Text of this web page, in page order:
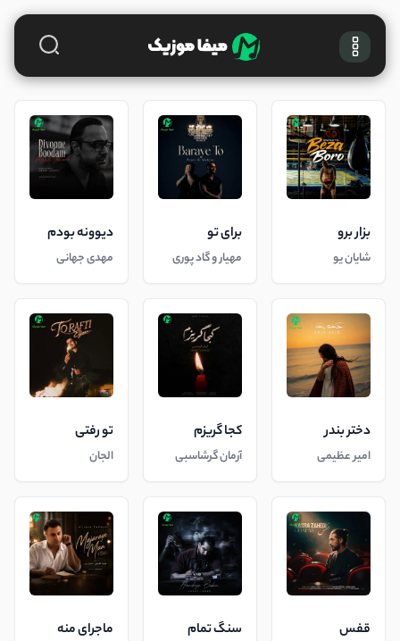
بزار برو
شایان یو
برای تو
مهیار و گاد پوری
دیوونه بودم
مهدی جهانی
دختر بندر
امیر عظیمی
کجا گریزم
آرمان گرشاسبی
تو رفتی
الجان
قفس سنگ تمام ماجرای منه